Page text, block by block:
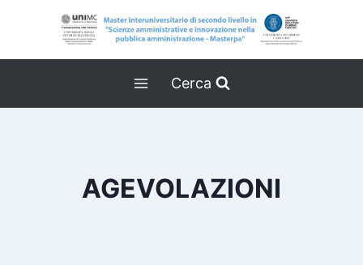
Cerca
AGEVOLAZIONI